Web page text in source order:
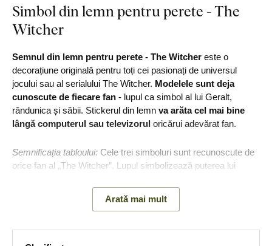
Simbol din lemn pentru perete - The
Witcher
Semnul din lemn pentru perete - The Witcher este o
decorațiune originală pentru toți cei pasionați de universul
jocului sau al serialului The Witcher. Modelele sunt deja
cunoscute de fiecare fan - lupul ca simbol al lui Geralt,
rândunica și săbii. Stickerul din lemn va arăta cel mai bine
lângă computerul sau televizorul oricărui adevărat fan.
Semnificația tabloului: Cele trei simboluri sunt recunoscute de
orice fan al „The Witcher”. Lupul simbolizează puterea lui
Arată mai mult